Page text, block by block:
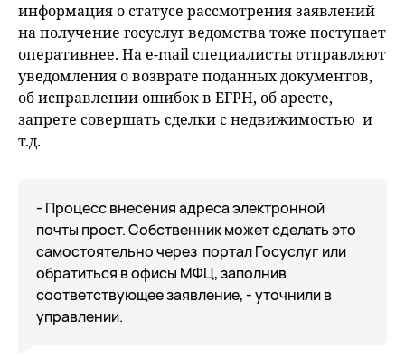
информация о статусе рассмотрения заявлений
на получение госуслуг ведомства тоже поступает
оперативнее. На e-mail специалисты отправляют
уведомления о возврате поданных документов,
об исправлении ошибок в ЕГРН, об аресте,
запрете совершать сделки с недвижимостью и
т.д.
- Процесс внесения адреса электронной
почты прост. Собственник может сделать это
самостоятельно через портал Госуслуг или
обратиться в офисы МФЦ, заполнив
соответствующее заявление, - уточнили в
управлении.